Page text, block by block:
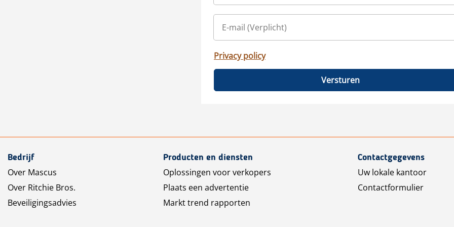
Privacy policy
Versturen
Bedrijf
Over Mascus
Over Ritchie Bros.
Beveiligingsadvies
Producten en diensten
Oplossingen voor verkopers
Plaats een advertentie
Markt trend rapporten
Contactgegevens
Uw lokale kantoor
Contactformulier